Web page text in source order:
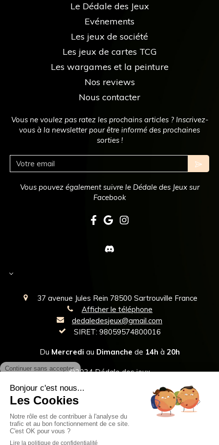
Le Dédale des Jeux
Evénements
Les jeux de société
Les jeux de cartes TCG
Les wargames et la peinture
Nos reviews
Nous contacter
Vous ne voulez pas ratez les prochains articles ? Inscrivez-
vous à la newsletter pour être informé des prochaines
sorties !
Votre email
Vous pouvez également suivre le Dédale des Jeux sur
Facebook
Select Language
37 avenue Jules Rein 78500 Sartrouville France
Afficher le téléphone
dedaledesjeux@gmail.com
SIRET: 98059574800016
Du Mercredi au Dimanche de 14h à 20h
©2024 Dédale des jeux